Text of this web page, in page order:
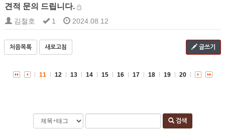
견적 문의 드립니다.
김철호 1 2024.08.12
처음목록 새로고침 글쓰기
11 12 13 14 15 16 17 18 19 20
검색